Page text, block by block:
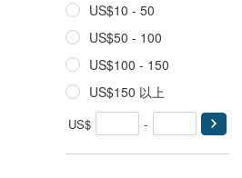
US$10 - 50
US$50 - 100
US$100 - 150
US$150 以上
US$ -